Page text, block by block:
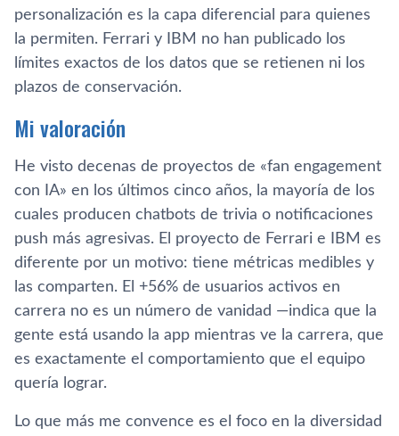
personalización es la capa diferencial para quienes
la permiten. Ferrari y IBM no han publicado los
límites exactos de los datos que se retienen ni los
plazos de conservación.
Mi valoración
He visto decenas de proyectos de «fan engagement
con IA» en los últimos cinco años, la mayoría de los
cuales producen chatbots de trivia o notificaciones
push más agresivas. El proyecto de Ferrari e IBM es
diferente por un motivo: tiene métricas medibles y
las comparten. El +56% de usuarios activos en
carrera no es un número de vanidad —indica que la
gente está usando la app mientras ve la carrera, que
es exactamente el comportamiento que el equipo
quería lograr.
Lo que más me convence es el foco en la diversidad